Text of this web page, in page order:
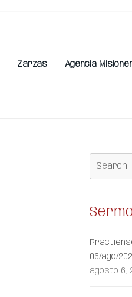
Zarzas Agencia
06/ago/
agosto 6,